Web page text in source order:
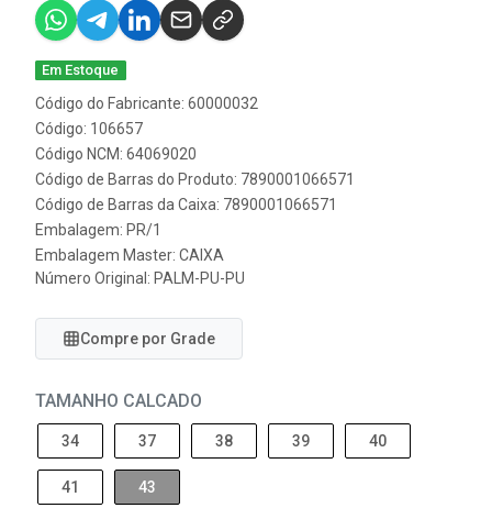
Em Estoque
Código do Fabricante: 60000032
Código: 106657
Código NCM: 64069020
Código de Barras do Produto: 7890001066571
Código de Barras da Caixa: 7890001066571
Embalagem: PR/1
Embalagem Master: CAIXA
Número Original: PALM-PU-PU
Compre por Grade
TAMANHO CALCADO
34 37 38 39 40
41 43